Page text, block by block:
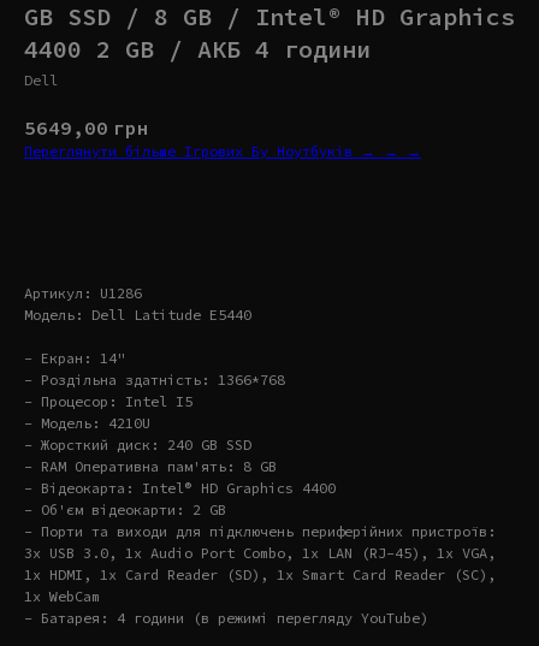
GB SSD / 8 GB / Intel® HD Graphics
4400 2 GB / АКБ 4 години
Dell
5649,00 грн
Переглянути більше Ігрових Бу Ноутбуків → → →
Артикул: U1286
Модель: Dell Latitude E5440
- Екран: 14"
- Роздільна здатність: 1366*768
- Процесор: Intel I5
- Модель: 4210U
- Жорсткий диск: 240 GB SSD
- RAM Оперативна пам'ять: 8 GB
- Відеокарта: Intel® HD Graphics 4400
- Об'єм відеокарти: 2 GB
- Порти та виходи для підключень периферійних пристроїв:
3x USB 3.0, 1x Audio Port Combo, 1x LAN (RJ-45), 1x VGA,
1x HDMI, 1x Card Reader (SD), 1x Smart Card Reader (SC),
1x WebCam
- Батарея: 4 години (в режимі перегляду YouTube)